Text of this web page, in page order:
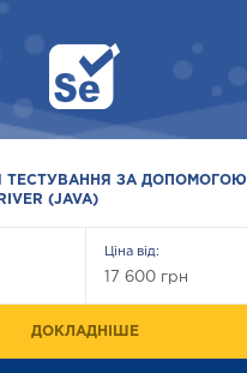
ТЕСТУВАННЯ ЗА ДОПОМОГОЮ
(JAVA)
Ціна від:
17 600 грн
ДОКЛАДНІШЕ